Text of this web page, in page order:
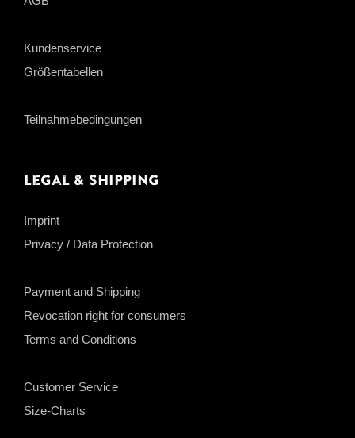
Kundenservice
Größentabellen
Teilnahmebedingungen
Legal & Shipping
Imprint
Privacy / Data Protection
Payment and Shipping
Revocation right for consumers
Terms and Conditions
Customer Service
Size-Charts